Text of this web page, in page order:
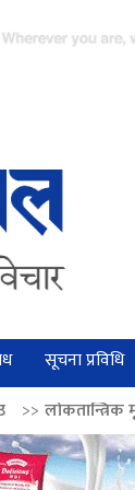
सूचना प्रविधि
सुदृढ बनाउन